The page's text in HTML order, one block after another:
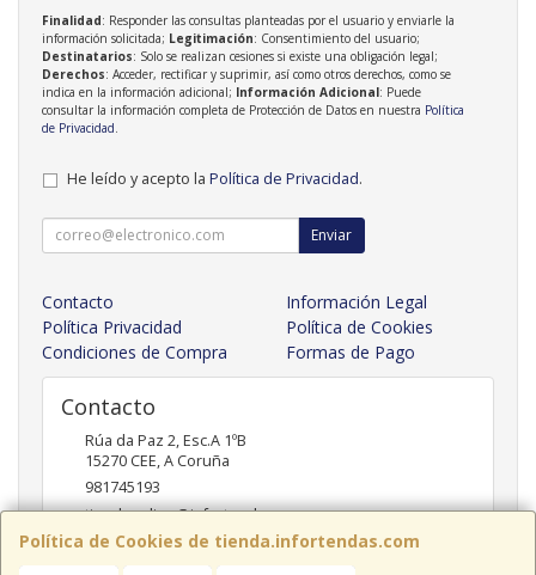
Política de Cookies de tienda.infortendas.com
Finalidad: Responder las consultas planteadas por el usuario y enviarle la
información solicitada; Legitimación: Consentimiento del usuario;
Destinatarios: Solo se realizan cesiones si existe una obligación legal;
Derechos: Acceder, rectificar y suprimir, así como otros derechos, como se
indica en la información adicional; Información Adicional: Puede
consultar la información completa de Protección de Datos en nuestra Política
de Privacidad
He leído y acepto la Política de Privacidad.
Enviar
Contacto
Información Legal
Política Privacidad
Política de Cookies
Condiciones de Compra
Formas de Pago
Contacto
Rúa da Paz 2, Esc.A 1ºB
15270 CEE,A Coruña
981745193
tiendaonline@infortendas.com